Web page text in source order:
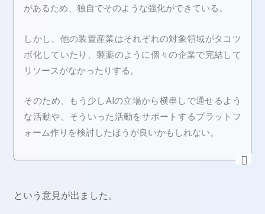
があるため、独自でそのような強化ができている。
しかし、他の装置産業はそれぞれの対象領域がタコツ
ボ化していたり、製薬のように個々の企業で完結して
リソースがなかったりする。
そのため、もう少しAIの立場から横串しで通せるよう
な活動や、そういった活動をサポートするプラットフ
ォーム作りを検討したほうが良いかもしれない。
という意見が出ました。